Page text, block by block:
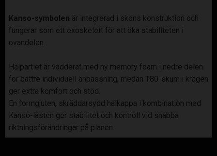
Kanso-symbolen är integrerad i skons konstruktion och
fungerar som ett exoskelett för att öka stabiliteten i
ovandelen.
Hälpartiet är vadderat med ny memory foam i nedre delen
för bättre individuell anpassning, medan T80-skum i kragen
ger extra komfort och stöd.
En formgjuten, skräddarsydd hälkappa i kombination med
Kanso-lästen ger stabilitet och kontroll vid snabba
riktningsförändringar på planen.